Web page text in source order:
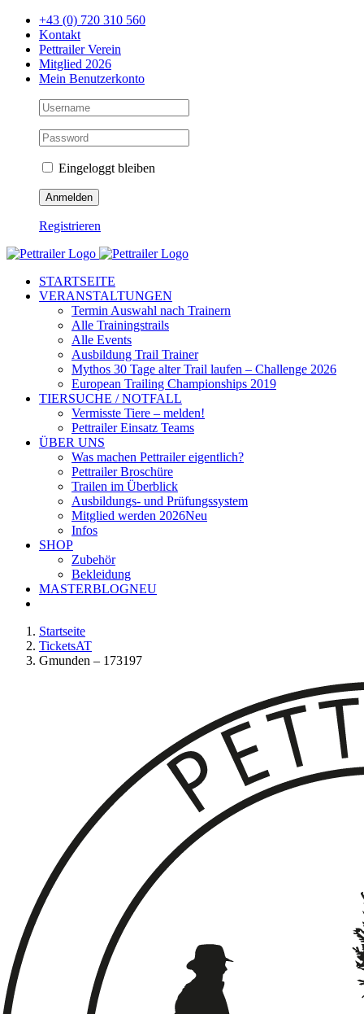
Zum
Inhalt
springen
+43 (0) 720 310 560
Kontakt
Pettrailer Verein
Mitglied 2026
Mein Benutzerkonto
Eingeloggt bleiben
Registrieren
Facebook
X
YouTube
Instagram
STARTSEITE
VERANSTALTUNGEN
Termin Auswahl nach Trainern
Alle Trainingstrails
Alle Events
Ausbildung Trail Trainer
Mythos 30 Tage alter Trail laufen – Challenge 2026
European Trailing Championships 2019
TIERSUCHE / NOTFALL
Vermisste Tiere – melden!
Pettrailer Einsatz Teams
ÜBER UNS
Was machen Pettrailer eigentlich?
Pettrailer Broschüre
Trailen im Überblick
Ausbildungs- und Prüfungssystem
Mitglied werden 2026Neu
Infos
SHOP
Zubehör
Bekleidung
MASTERBLOGNEU
Startseite
TicketsAT
Gmunden – 173197